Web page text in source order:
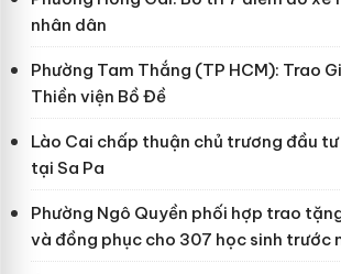
nhân dân
Phường Tam Thắng (TP HCM): Trao
Thiền viện Bồ Đề
Lào Cai chấp thuận chủ trương đầu
tại Sa Pa
Phường Ngô Quyền phối hợp trao
và đồng phục cho 307 học sinh trước